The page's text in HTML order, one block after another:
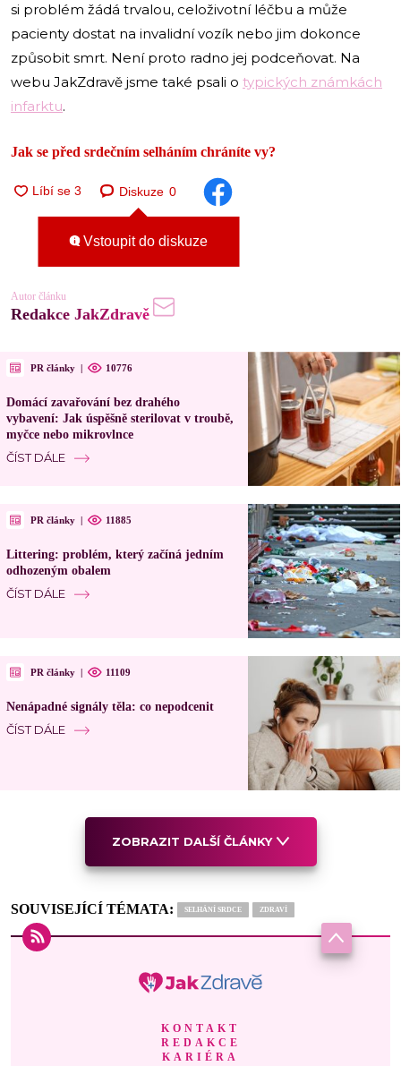
si problém žádá trvalou, celoživotní léčbu a může
pacienty dostat na invalidní vozík nebo jim dokonce
způsobit smrt. Není proto radno jej podceňovat. Na
webu JakZdravě jsme také psali o typických známkách
infarktu.
Jak se před srdečním selháním chráníte vy?
Diskuze 0
Vstoupit do diskuze
Autor článku
Redakce JakZdravě
PR články | 10776
Domácí zavařování bez drahého
vybavení: Jak úspěšně sterilovat v troubě,
myčce nebo mikrovlnce
ČÍST DÁLE
PR články | 11885
Littering: problém, který začíná jedním
odhozeným obalem
ČÍST DÁLE
PR články | 11109
Nenápadné signály těla: co nepodcenit
ČÍST DÁLE
ZOBRAZIT DALŠÍ ČLÁNKY
SOUVISEJÍCÍ TÉMATA: SELHÁNÍ SRDCE ZDRAVÍ
KONTAKT
REDAKCE
KARIÉRA